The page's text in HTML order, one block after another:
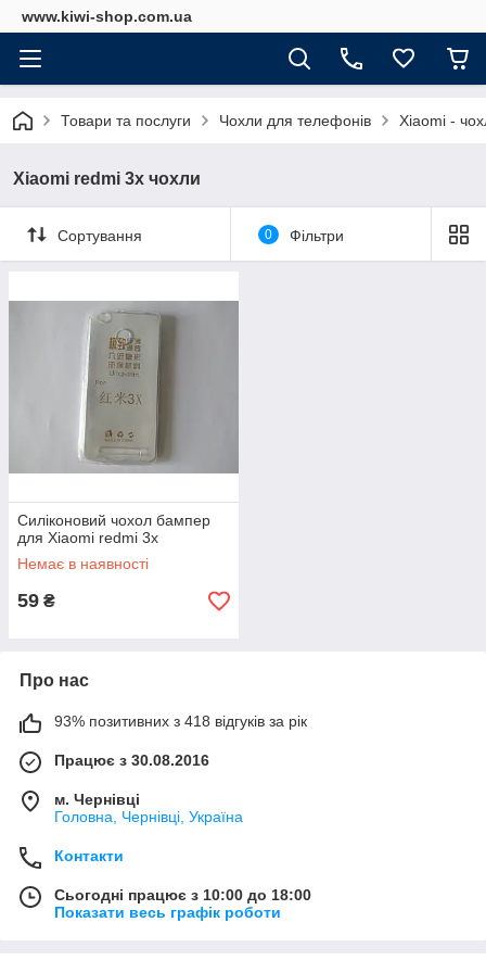
www.kiwi-shop.com.ua
Товари та послуги Чохли для телефонів Xiaomi -
Xiaomi redmi 3x чохли
Сортування 0 Фільтри
Силіконовий чохол бампер
для Xiaomi redmi 3x
Немає в наявності
59 ₴
Про нас
93% позитивних з 418 відгуків за рік
Працює з 30.08.2016
м. Чернівці
Головна, Чернівці, Україна
Контакти
Сьогодні працює з 10:00 до 18:00
Показати весь графік роботи